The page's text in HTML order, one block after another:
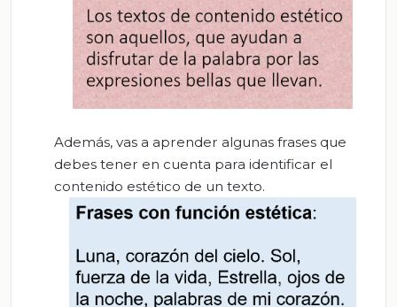
Además, vas a aprender algunas frases que
debes tener en cuenta para identificar el
contenido estético de un texto.